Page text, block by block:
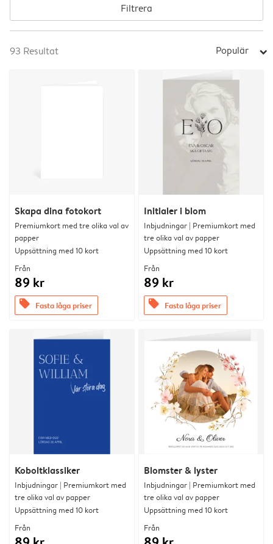
Filtrera
93 Resultat Populär arrow_right
Skapa dina fotokort
Premiumkort med tre olika val av
papper
Uppsättning med 10 kort
Från
89 kr
offers Fasta låga priser
Initialer i blom
Inbjudningar | Premiumkort med
tre olika val av papper
Uppsättning med 10 kort
Från
89 kr
offers Fasta låga priser
Koboltklassiker
Inbjudningar | Premiumkort med
tre olika val av papper
Uppsättning med 10 kort
Från
Blomster & lyster
Inbjudningar | Premiumkort med
tre olika val av papper
Uppsättning med 10 kort
Från